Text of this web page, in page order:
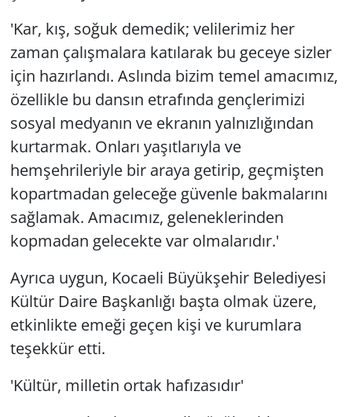
'Kar, kış, soğuk demedik; velilerimiz her
zaman çalışmalara katılarak bu geceye sizler
için hazırlandı. Aslında bizim temel amacımız,
özellikle bu dansın etrafında gençlerimizi
sosyal medyanın ve ekranın yalnızlığından
kurtarmak. Onları yaşıtlarıyla ve
hemşehrileriyle bir araya getirip, geçmişten
kopartmadan geleceğe güvenle bakmalarını
sağlamak. Amacımız, geleneklerinden
kopmadan gelecekte var olmalarıdır.'
Ayrıca uygun, Kocaeli Büyükşehir Belediyesi
Kültür Daire Başkanlığı başta olmak üzere,
etkinlikte emeği geçen kişi ve kurumlara
teşekkür etti.
'Kültür, milletin ortak hafızasıdır'